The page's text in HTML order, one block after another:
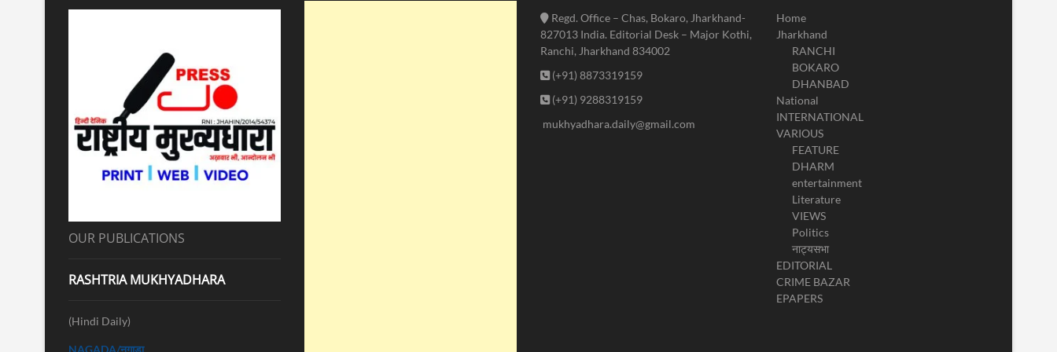
OUR PUBLICATIONS
RASHTRIA MUKHYADHARA
(Hindi Daily)
NAGADA/नगाड़ा
Regd. Office – Chas, Bokaro, Jharkhand-
827013 India. Editorial Desk – Major Kothi,
Ranchi, Jharkhand 834002
(+91) 8873319159
(+91) 9288319159
mukhyadhara.daily@gmail.com
Home
Jharkhand
RANCHI
BOKARO
DHANBAD
National
INTERNATIONAL
VARIOUS
FEATURE
DHARM
entertainment
Literature
VIEWS
Politics
नाट्यसभा
EDITORIAL
CRIME BAZAR
EPAPERS